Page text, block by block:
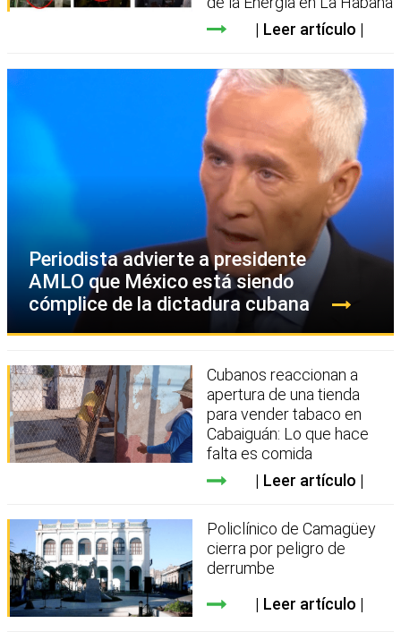
Leer artículo
Periodista advierte a presidente
AMLO que México está siendo
cómplice de la dictadura cubana
Cubanos reaccionan a
apertura de una tienda
para vender tabaco en
Cabaiguán: Lo que hace
falta es comida
Leer artículo
Policlínico de Camagüey
cierra por peligro de
derrumbe
Leer artículo